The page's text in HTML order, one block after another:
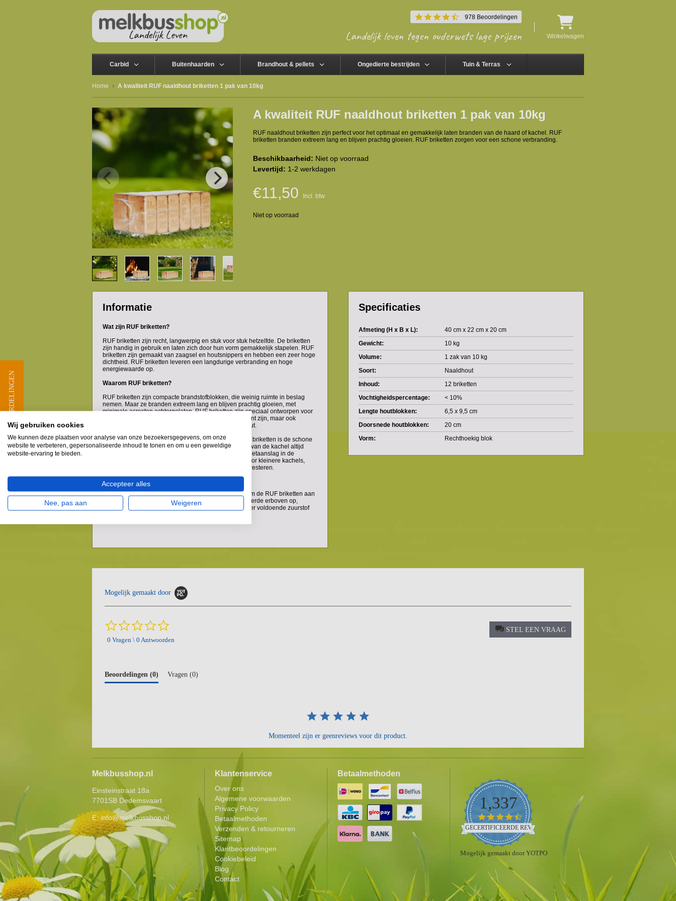
4.4
star
rating
978 Beoordelingen
Landelijk leven tegen ouderwets lage prijzen Winkelwagen
Carbid Buitenhaarden Brandhout & pellets Ongedierte bestrijden Tuin & Terras
Home A kwaliteit RUF naaldhout briketten 1 pak van 10kg
A kwaliteit RUF naaldhout briketten 1 pak van 10kg
RUF naaldhout briketten zijn perfect voor het optimaal en gemakkelijk laten branden van de haard of kachel. RUF
briketten branden extreem lang en blijven prachtig gloeien. RUF briketten zorgen voor een schone verbranding.
Beschikbaarheid: Niet op voorraad
Levertijd: 1-2 werkdagen
€11,50 Incl. btw
Niet op voorraad
Informatie
Wat zijn RUF briketten?
RUF briketten zijn recht, langwerpig en stuk voor stuk hetzelfde. De briketten
zijn handig in gebruik en laten zich door hun vorm gemakkelijk stapelen. RUF
briketten zijn gemaakt van zaagsel en houtsnippers en hebben een zeer hoge
dichtheid. RUF briketten leveren een langdurige verbranding en hoge
energiewaarde op.
Waarom RUF briketten?
RUF briketten zijn compacte brandstofblokken, die weinig ruimte in beslag
nemen. Maar ze branden extreem lang en blijven prachtig gloeien, met
minimale asresten achtergelaten. RUF briketten zijn speciaal ontworpen voor
kleinere kachels, wat betekent dat ze niet alleen efficiënt zijn, maar ook
kostenbesparend in vergelijking met gewoon haardhout.
Een van de opvallende eigenschappen van onze RUF briketten is de schone
verbranding en hoog rendement. Hierdoor blijft de ruit van de kachel altijd
glashelder en hoef je, je geen zorgen te maken over roetaanslag in de
schoorsteenpijp. RUF briketten zijn de ideale keuze voor kleinere kachels,
waardoor je jouw warmtebron op zijn best kunt laten presteren.
Hoe steek ik RUF naaldhout briketten aan?
Gebruik een paar aanmaakblokjes en aanmaakhout om de RUF briketten aan
te steken. Plaats twee briketten naast elkaar met een derde erboven op,
hierdoor ontstaat een handige tunnel. Zorg ervoor dat er voldoende zuurstof
Specificaties
Afmeting (H x B x L):
40 cm x 22 cm x 20 cm
Gewicht:
10 kg
Volume:
1 zak van 10 kg
Soort:
Naaldhout
Inhoud:
12 briketten
Vochtigheidspercentage:
< 10%
Lengte houtblokken:
6,5 x 9,5 cm
Doorsnede houtblokken:
20 cm
Vorm:
Rechthoekig blok
Mogelijk gemaakt door
rating
0 Vragen \ 0 Antwoorden
STEL EEN VRAAG
Beoordelingen (0) Vragen (0)
Momenteel zijn er geenreviews voor dit product.
Melkbusshop.nl
Einsteinstraat 18a
7701SB Dedemsvaart
E: info@melkbusshop.nl
Klantenservice
Over ons
Algemene voorwaarden
Privacy Policy
Betaalmethoden
Verzenden & retourneren
Sitemap
Klantbeoordelingen
Cookiebeleid
Blog
Contact
Betaalmethoden
1,337
4.5
star
rating
GECERTIFICEERDE REVIEWS
Mogelijk gemaakt door YOTPO
★ BEOORDELINGEN
Wij gebruiken cookies
We kunnen deze plaatsen voor analyse van onze bezoekersgegevens, om onze
website te verbeteren, gepersonaliseerde inhoud te tonen en om u een geweldige
website-ervaring te bieden.
Accepteer alles
Nee, pas aan Weigeren